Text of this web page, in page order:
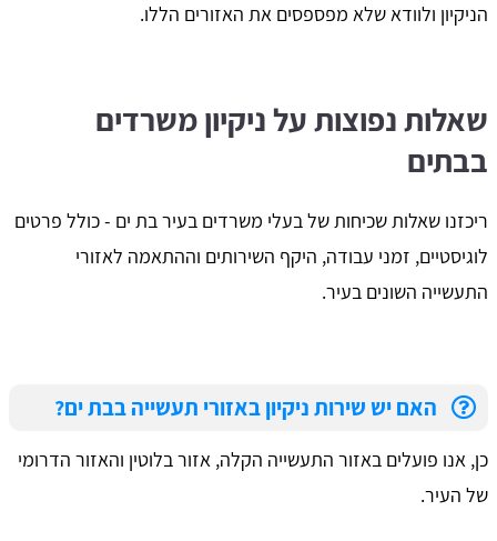
הניקיון ולוודא שלא מפספסים את האזורים הללו.
שאלות נפוצות על ניקיון משרדים
בבתים
ריכזנו שאלות שכיחות של בעלי משרדים בעיר בת ים - כולל פרטים
לוגיסטיים, זמני עבודה, היקף השירותים וההתאמה לאזורי
התעשייה השונים בעיר.
האם יש שירות ניקיון באזורי תעשייה בבת ים?
כן, אנו פועלים באזור התעשייה הקלה, אזור בלוטין והאזור הדרומי
של העיר.